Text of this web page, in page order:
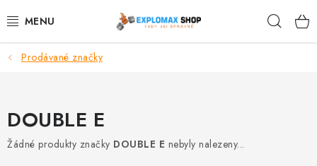
na
%AKCE
Prodávané značky
DOUBLE E
Žádné produkty značky DOUBLE E nebyly nalezeny...